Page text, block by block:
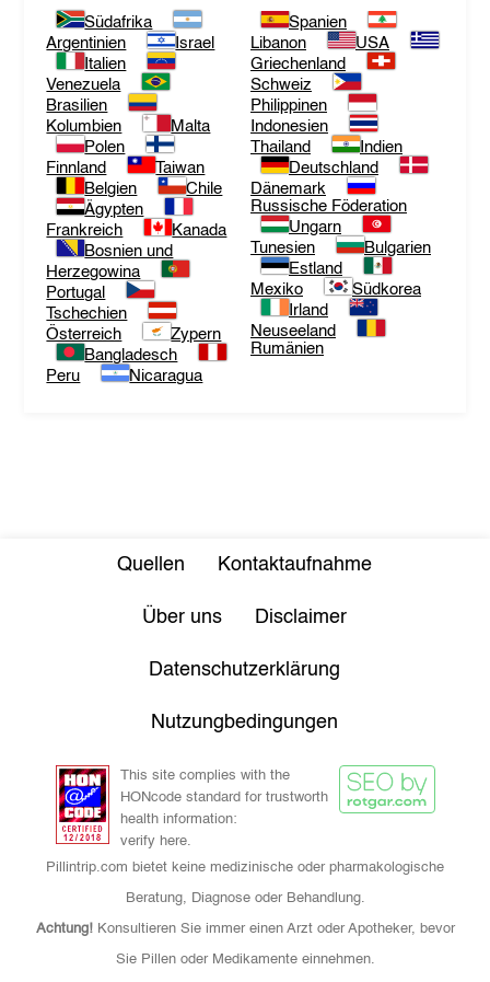
Südafrika
Argentinien
Israel
Italien
Venezuela
Brasilien
Kolumbien
Malta
Polen
Finnland
Taiwan
Belgien
Chile
Ägypten
Frankreich
Kanada
Bosnien und
Herzegowina
Portugal
Tschechien
Österreich
Zypern
Bangladesch
Peru
Nicaragua
Spanien
Libanon
USA
Griechenland
Schweiz
Philippinen
Indonesien
Thailand
Indien
Deutschland
Dänemark
Russische Föderation
Ungarn
Tunesien
Bulgarien
Estland
Mexiko
Südkorea
Irland
Neuseeland
Rumänien
Quellen Kontaktaufnahme
Über uns Disclaimer
Datenschutzerklärung
Nutzungbedingungen
This site complies with the
HONcode standard for trustworth
health information:
verify here.
Pillintrip.com bietet keine medizinische oder pharmakologische
Beratung, Diagnose oder Behandlung.
Achtung!Konsultieren Sie immer einen Arzt oder Apotheker, bevor
Sie Pillen oder Medikamente einnehmen.